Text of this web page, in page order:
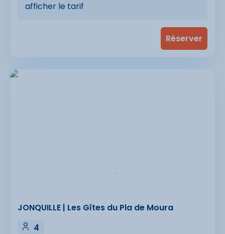
afficher le tarif
JONQUILLE | Les Gîtes du Pla de Moura
4